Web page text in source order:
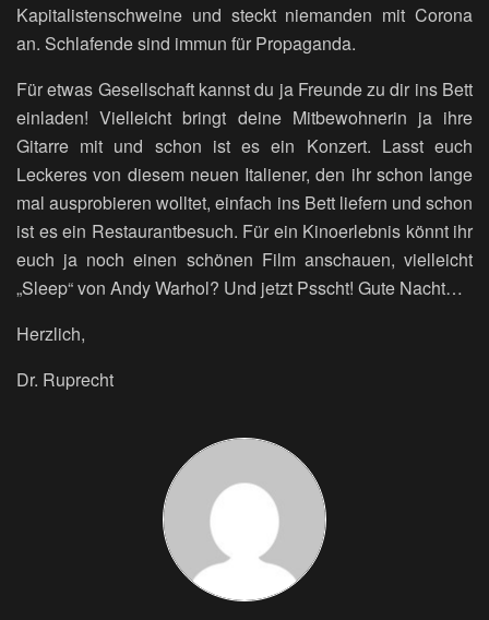
Kapitalistenschweine und steckt niemanden mit Corona
an. Schlafende sind immun für Propaganda.
Für etwas Gesellschaft kannst du ja Freunde zu dir ins Bett
einladen! Vielleicht bringt deine Mitbewohnerin ja ihre
Gitarre mit und schon ist es ein Konzert. Lasst euch
Leckeres von diesem neuen Italiener, den ihr schon lange
mal ausprobieren wolltet, einfach ins Bett liefern und schon
ist es ein Restaurantbesuch. Für ein Kinoerlebnis könnt ihr
euch ja noch einen schönen Film anschauen, vielleicht
„Sleep“ von Andy Warhol? Und jetzt Psscht! Gute Nacht…
Herzlich,
Dr. Ruprecht